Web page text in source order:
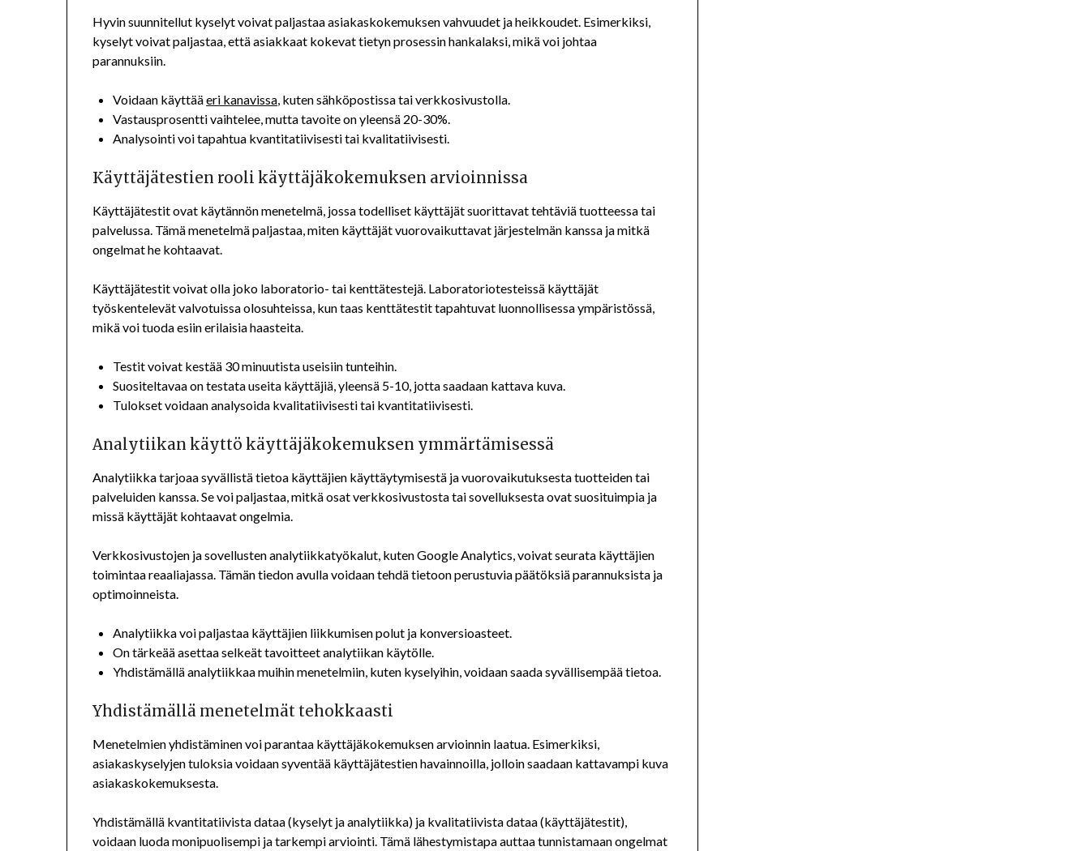
Hyvin suunnitellut kyselyt voivat paljastaa asiakaskokemuksen vahvuudet ja heikkoudet. Esimerkiksi,
kyselyt voivat paljastaa, että asiakkaat kokevat tietyn prosessin hankalaksi, mikä voi johtaa
parannuksiin.
Voidaan käyttääeri kanavissa, kuten sähköpostissa tai verkkosivustolla.
Vastausprosentti vaihtelee, mutta tavoite on yleensä 20-30%.
Analysointi voi tapahtua kvantitatiivisesti tai kvalitatiivisesti.
Käyttäjätestien rooli käyttäjäkokemuksen arvioinnissa
Käyttäjätestit ovat käytännön menetelmä, jossa todelliset käyttäjät suorittavat tehtäviä tuotteessa tai
palvelussa. Tämä menetelmä paljastaa, miten käyttäjät vuorovaikuttavat järjestelmän kanssa ja mitkä
ongelmat he kohtaavat.
Käyttäjätestit voivat olla joko laboratorio- tai kenttätestejä. Laboratoriotesteissä käyttäjät
työskentelevät valvotuissa olosuhteissa, kun taas kenttätestit tapahtuvat luonnollisessa ympäristössä,
mikä voi tuoda esiin erilaisia haasteita.
Testit voivat kestää 30 minuutista useisiin tunteihin.
Suositeltavaa on testata useita käyttäjiä, yleensä 5-10, jotta saadaan kattava kuva.
Tulokset voidaan analysoida kvalitatiivisesti tai kvantitatiivisesti.
Analytiikan käyttö käyttäjäkokemuksen ymmärtämisessä
Analytiikka tarjoaa syvällistä tietoa käyttäjien käyttäytymisestä ja vuorovaikutuksesta tuotteiden tai
palveluiden kanssa. Se voi paljastaa, mitkä osat verkkosivustosta tai sovelluksesta ovat suosituimpia ja
missä käyttäjät kohtaavat ongelmia.
Verkkosivustojen ja sovellusten analytiikkatyökalut, kuten Google Analytics, voivat seurata käyttäjien
toimintaa reaaliajassa. Tämän tiedon avulla voidaan tehdä tietoon perustuvia päätöksiä parannuksista ja
optimoinneista.
Analytiikka voi paljastaa käyttäjien liikkumisen polut ja konversioasteet.
On tärkeää asettaa selkeät tavoitteet analytiikan käytölle.
Yhdistämällä analytiikkaa muihin menetelmiin, kuten kyselyihin, voidaan saada syvällisempää tietoa.
Yhdistämällä menetelmät tehokkaasti
Menetelmien yhdistäminen voi parantaa käyttäjäkokemuksen arvioinnin laatua. Esimerkiksi,
asiakaskyselyjen tuloksia voidaan syventää käyttäjätestien havainnoilla, jolloin saadaan kattavampi kuva
asiakaskokemuksesta.
Yhdistämällä kvantitatiivista dataa (kyselyt ja analytiikka) ja kvalitatiivista dataa (käyttäjätestit),
voidaan luoda monipuolisempi ja tarkempi arviointi. Tämä lähestymistapa auttaa tunnistamaan ongelmat